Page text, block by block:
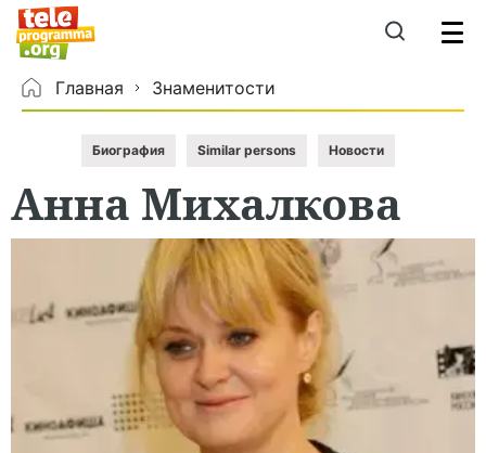
Главная Знаменитости
Биография Similar persons Новости
Анна Михалкова